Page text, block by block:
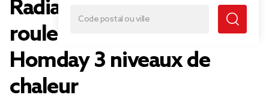
Radiateur bain d'huile à
roulettes blanc 1500W
Homday 3 niveaux de
chaleur